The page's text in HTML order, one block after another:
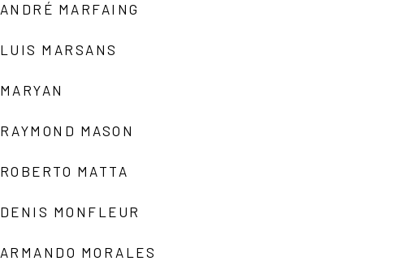
ANDRÉ MARFAING
LUIS MARSANS
MARYAN
RAYMOND MASON
ROBERTO MATTA
DENIS MONFLEUR
ARMANDO MORALES